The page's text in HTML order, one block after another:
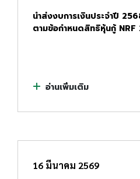
นำส่งงบการเงินประจำปี
ตามข้อกำหนดสิทธิหุ้นกู้ NRF
อ่านเพิ่มเติม
16 มีนาคม 2569